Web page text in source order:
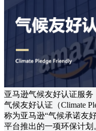
亚马逊气候友好认证服务
气候友好认证（Climate
称为亚马逊“气候承诺友
平台推出的一项环保计划